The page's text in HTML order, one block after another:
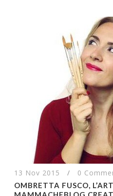
13 Nov 2015 / 0
OMBRETTA FUSCO,